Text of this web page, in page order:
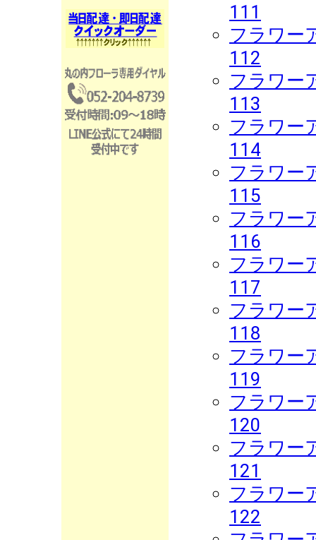
111
フラワー
112
フラワー
113
フラワー
114
フラワー
115
フラワー
116
フラワー
117
フラワー
118
フラワー
119
フラワー
120
フラワー
121
フラワー
122